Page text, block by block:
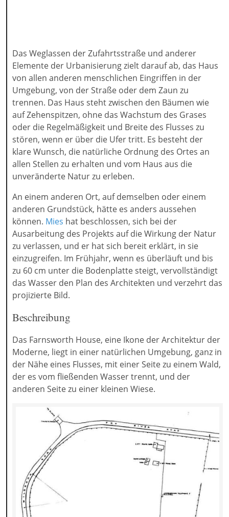
Das Weglassen der Zufahrtsstraße und anderer
Elemente der Urbanisierung zielt darauf ab, das Haus
von allen anderen menschlichen Eingriffen in der
Umgebung, von der Straße oder dem Zaun zu
trennen. Das Haus steht zwischen den Bäumen wie
auf Zehenspitzen, ohne das Wachstum des Grases
oder die Regelmäßigkeit und Breite des Flusses zu
stören, wenn er über die Ufer tritt. Es besteht der
klare Wunsch, die natürliche Ordnung des Ortes an
allen Stellen zu erhalten und vom Haus aus die
unveränderte Natur zu erleben.
An einem anderen Ort, auf demselben oder einem
anderen Grundstück, hätte es anders aussehen
können. Mies hat beschlossen, sich bei der
Ausarbeitung des Projekts auf die Wirkung der Natur
zu verlassen, und er hat sich bereit erklärt, in sie
einzugreifen. Im Frühjahr, wenn es überläuft und bis
zu 60 cm unter die Bodenplatte steigt, vervollständigt
das Wasser den Plan des Architekten und verzehrt das
projizierte Bild.
Beschreibung
Das Farnsworth House, eine Ikone der Architektur der
Moderne, liegt in einer natürlichen Umgebung, ganz in
der Nähe eines Flusses, mit einer Seite zu einem Wald,
der es vom fließenden Wasser trennt, und der
anderen Seite zu einer kleinen Wiese.